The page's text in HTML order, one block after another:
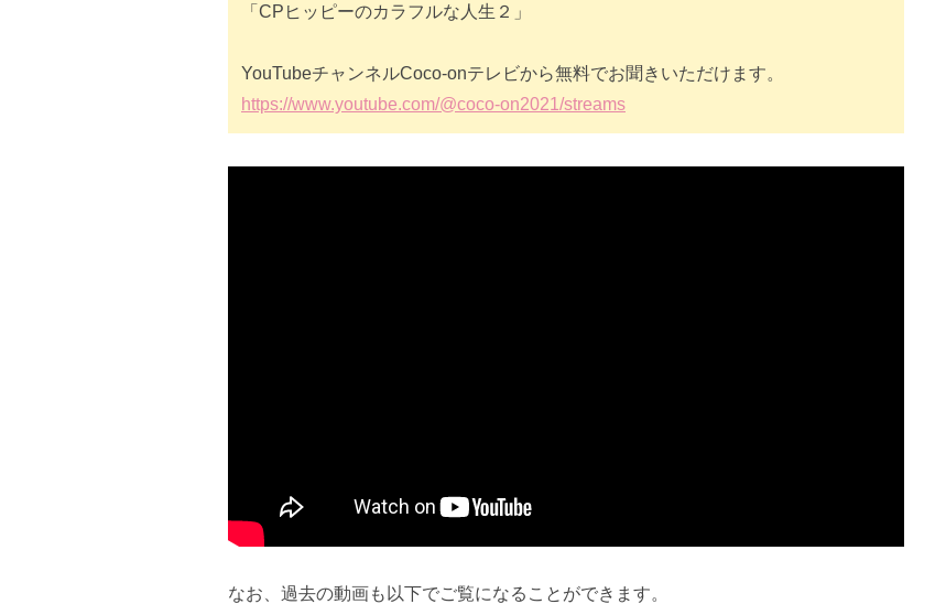
「CPヒッピーのカラフルな人生２」
YouTubeチャンネルCoco-onテレビから無料でお聞きいただけます。
https://www.youtube.com/@coco-on2021/streams
なお、過去の動画も以下でご覧になることができます。